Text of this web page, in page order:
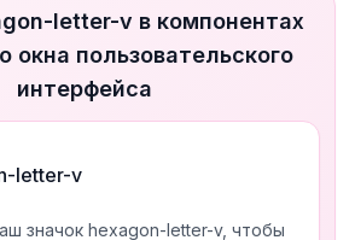
letter-v в компонентах
окна пользовательского
интерфейса
letter-v
значок hexagon-letter-v, чтобы